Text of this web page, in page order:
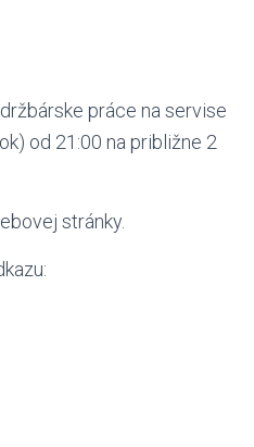
práce na servise
od 21:00 na približne 2
stránky.